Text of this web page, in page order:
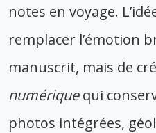
notes en voyage.
remplacer l’émotion
manuscrit, mais de
numériquequi
photos intégrées,